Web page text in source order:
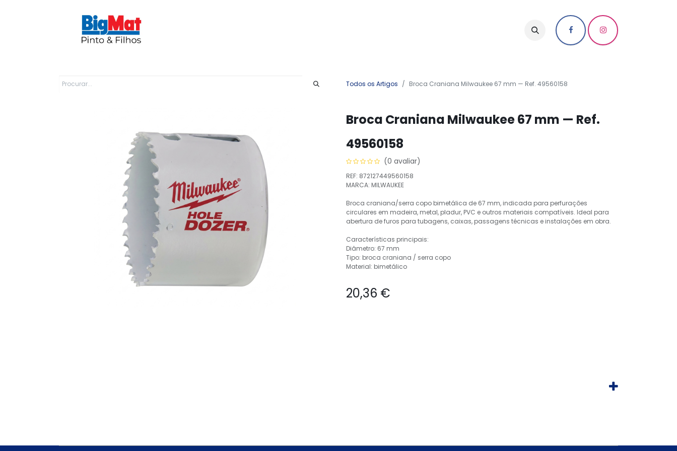
Todos os Artigos Broca Craniana Milwaukee 67 mm — Ref. 49560158
Broca Craniana Milwaukee 67 mm — Ref.
49560158
(0 avaliar)
REF: 872127449560158
MARCA: MILWAUKEE
Broca craniana/serra copo bimetálica de 67 mm, indicada para perfurações
circulares em madeira, metal, pladur, PVC e outros materiais compatíveis. Ideal para
abertura de furos para tubagens, caixas, passagens técnicas e instalações em obra.
Características principais:
Diâmetro: 67 mm
Tipo: broca craniana / serra copo
Material: bimetálico
20,36 €